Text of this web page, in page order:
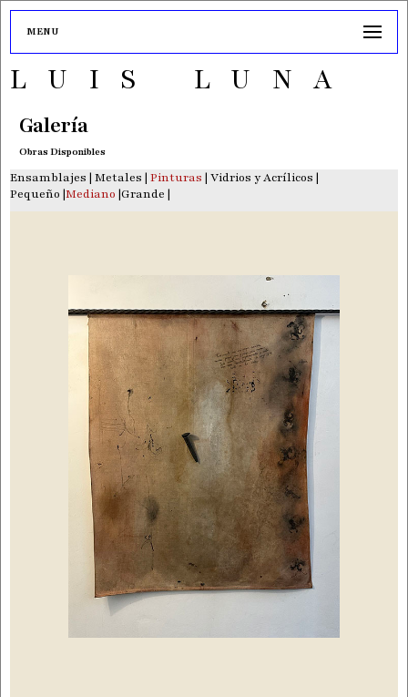
MENU
LUIS LUNA
Galería
Obras Disponibles
Ensamblajes | Metales | Pinturas | Vidrios y Acrílicos |
Pequeño |Mediano |Grande |